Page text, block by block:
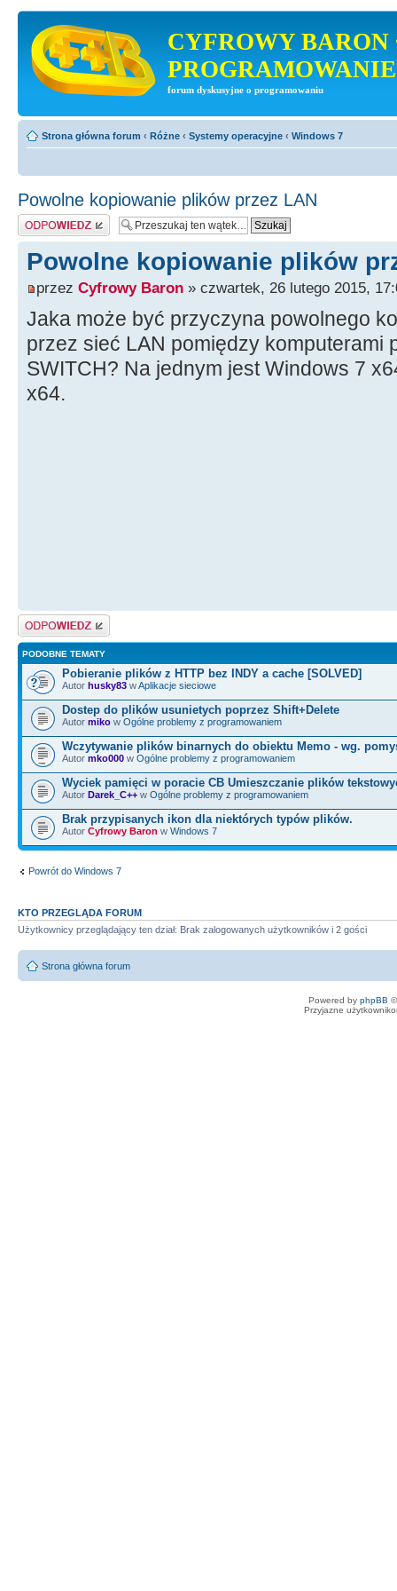
CYFROWY BARON
PROGRAMOWANIE
forum dyskusyjne o programowaniu
Strona główna forum ‹ Różne ‹ Systemy operacyjne ‹ Windows 7
Powolne kopiowanie plików przez LAN
Odpowiedz
Powolne kopiowanie plików
przez Cyfrowy Baron » czwartek, 26 lutego 2015,
Jaka może być przyczyna powolnego
przez sieć LAN pomiędzy komputerami
SWITCH? Na jednym jest Windows 7
x64.
Odpowiedz
PODOBNE TEMATY
Pobieranie plików z HTTP bez INDY a cache [SOLVED]
Autor husky83 wAplikacje sieciowe
Dostep do plików usunietych poprzez Shift+Delete
Autor miko w Ogólne problemy z programowaniem
Wczytywanie plików binarnych do obiektu Memo - wg.
Autor mko000 w Ogólne problemy z programowaniem
Wyciek pamięci w poracie CB Umieszczanie plików
Autor Darek_C++ w Ogólne problemy z programowaniem
Brak przypisanych ikon dla niektórych typów plików.
Autor Cyfrowy Baron w Windows 7
Powrót do Windows 7
KTO PRZEGLĄDA FORUM
Użytkownicy przeglądający ten dział: Brak zalogowanych użytkowników i 2 gości
Strona główna forum
Powered by phpBB
Przyjazne